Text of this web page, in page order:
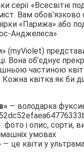
серії «Всесвітні
Вам
«Парижа» або
Анджелеса».
(myViolet)
Вона об’єднує
частиною
квітка як би
— володарка
— це квіти у